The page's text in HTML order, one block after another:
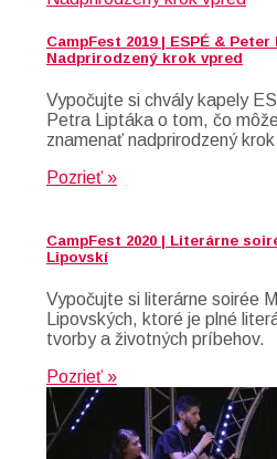
CampFest 2019 | ESPÉ &
Nadprirodzený krok vpred
Vypočujte si chvály kapely
Petra Liptáka o tom, čo
znamenať nadprirodzený
Pozrieť »
CampFest 2020 | Literárne
Lipovskí
Vypočujte si literárne soirée
Lipovských, ktoré je plné
tvorby a životných príbehov.
Pozrieť »